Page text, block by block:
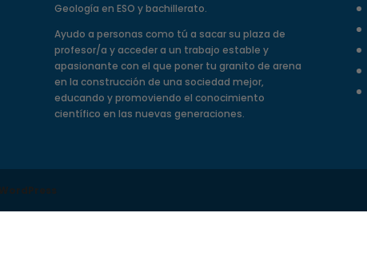
Geología en ESO y bachillerato.
Ayudo a personas como tú a sacar su plaza de
profesor/a y acceder a un trabajo estable y
apasionante con el que poner tu granito de arena
en la construcción de una sociedad mejor,
educando y promoviendo el conocimiento
científico en las nuevas generaciones.
WordPress